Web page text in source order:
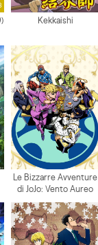
Kekkaishi
Le Bizzarre Avventure
di JoJo: Vento Aureo